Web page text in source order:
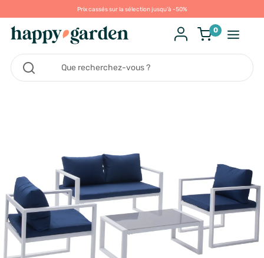
Prix cassés sur la sélection jusqu'à -50%
0